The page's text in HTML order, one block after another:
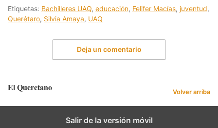
Etiquetas: Bachilleres UAQ, educación, Felifer Macías, juventud,
Querétaro, Silvia Amaya, UAQ
Deja un comentario
El Queretano Volver arriba
Salir de la versión móvil